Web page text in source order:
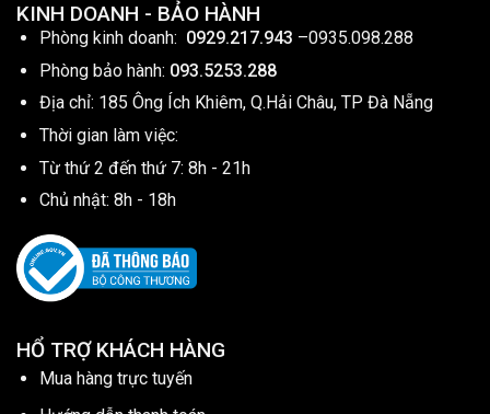
KINH DOANH - BẢO HÀNH
Phòng kinh doanh: 0929.217.943 –0935.098.288
Phòng bảo hành: 093.5253.288
Địa chỉ: 185 Ông Ích Khiêm, Q.Hải Châu, TP Đà Nẵng
Thời gian làm việc:
Từ thứ 2 đến thứ 7: 8h - 21h
Chủ nhật: 8h - 18h
HỔ TRỢ KHÁCH HÀNG
Mua hàng trực tuyến